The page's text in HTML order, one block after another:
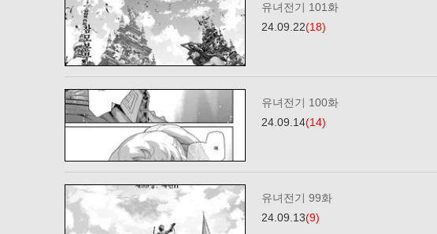
유녀전기 101화
24.09.22(18)
유녀전기 100화
24.09.14(14)
유녀전기 99화
24.09.13(9)